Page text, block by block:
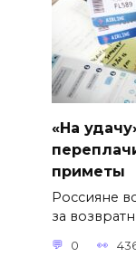
«На
приметы
Россияне
за
0